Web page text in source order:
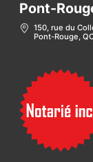
Pont-
150, rue du
Pont-Rouge,